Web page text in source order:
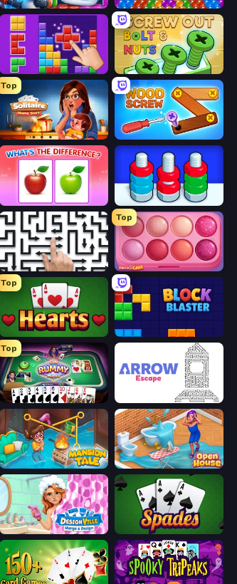
Captain Blast Bubble Blast
BlockBuster Puzzle Screw Out: Bolts and Nuts
Top
Solitaire Home Story Wood Screw: Bolts Puzzle
What's The Difference?
Arrow Escape: Puzzle
Top
Piece of Cake: Merge and Bake
Top
Hearts: Classic Block Blaster
Top
Gin Rummy Mania Arrow Escape
Mansion Tale: Merge Secrets Open House
Designville: Merge & Design Spades